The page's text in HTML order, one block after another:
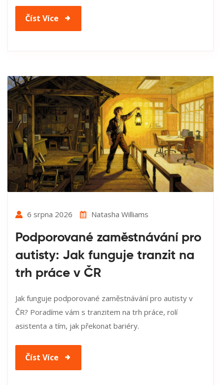
Číst Více
6 srpna 2026 Natasha Williams
Podporované zaměstnávání pro
autisty: Jak funguje tranzit na
trh práce v ČR
Jak funguje podporované zaměstnávání pro autisty v
ČR? Poradíme vám s tranzitem na trh práce, rolí
asistenta a tím, jak překonat bariéry.
Číst Více